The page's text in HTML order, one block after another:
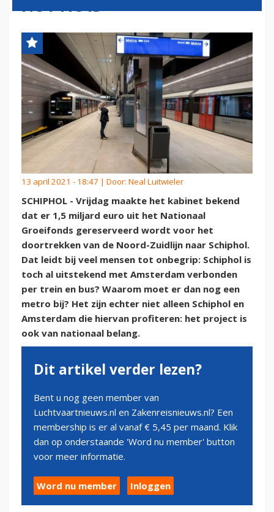
NUTTIG IS
13 april 2021 - 18:47 | Door: Neal Luitwieler
SCHIPHOL - Vrijdag maakte het kabinet bekend
dat er 1,5 miljard euro uit het Nationaal
Groeifonds gereserveerd wordt voor het
doortrekken van de Noord-Zuidlijn naar Schiphol.
Dat leidt bij veel mensen tot onbegrip: Schiphol is
toch al uitstekend met Amsterdam verbonden
per trein en bus? Waarom moet er dan nog een
metro bij? Het zijn echter niet alleen Schiphol en
Amsterdam die hiervan profiteren: het project is
ook van nationaal belang.
Dit artikel verder lezen?
Bent u nog geen member van
Luchtvaartnieuws.nl en Zakenreisnieuws.nl? Een
membership is er al vanaf € 5,45 per maand. Klik
dan op onderstaande 'Word nu member' button
voor meer informatie.
Word nu member Inloggen